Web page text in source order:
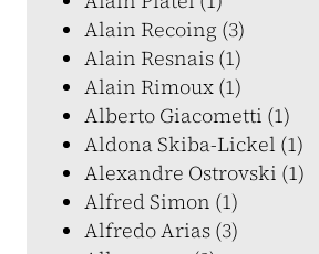
Alain Recoing (3)
Alain Resnais (1)
Alain Rimoux (1)
Alberto Giacometti (1)
Aldona Skiba-Lickel (1)
Alexandre Ostrovski (1)
Alfred Simon (1)
Alfredo Arias (3)